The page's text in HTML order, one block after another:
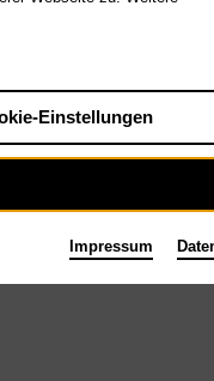
Einstellungen
Impressum